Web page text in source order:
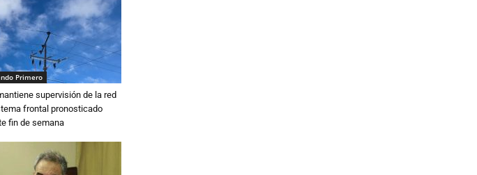
Primero
supervisión de la red
frontal pronosticado
fin de semana